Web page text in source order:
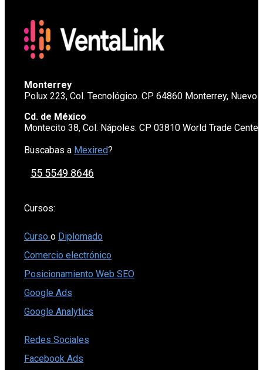
Monterrey
Polux 223, Col. Tecnológico. CP 64860 Monterrey, Nuevo
Cd. de México
Montecito 38, Col. Nápoles. CP 03810 World Trade
Buscabas a Mexired?
55 5549 8646
Cursos:
Curso o Diplomado
Comercio electrónico
Posicionamiento Web SEO
Google Ads
Google Analytics
Redes Sociales
Facebook Ads